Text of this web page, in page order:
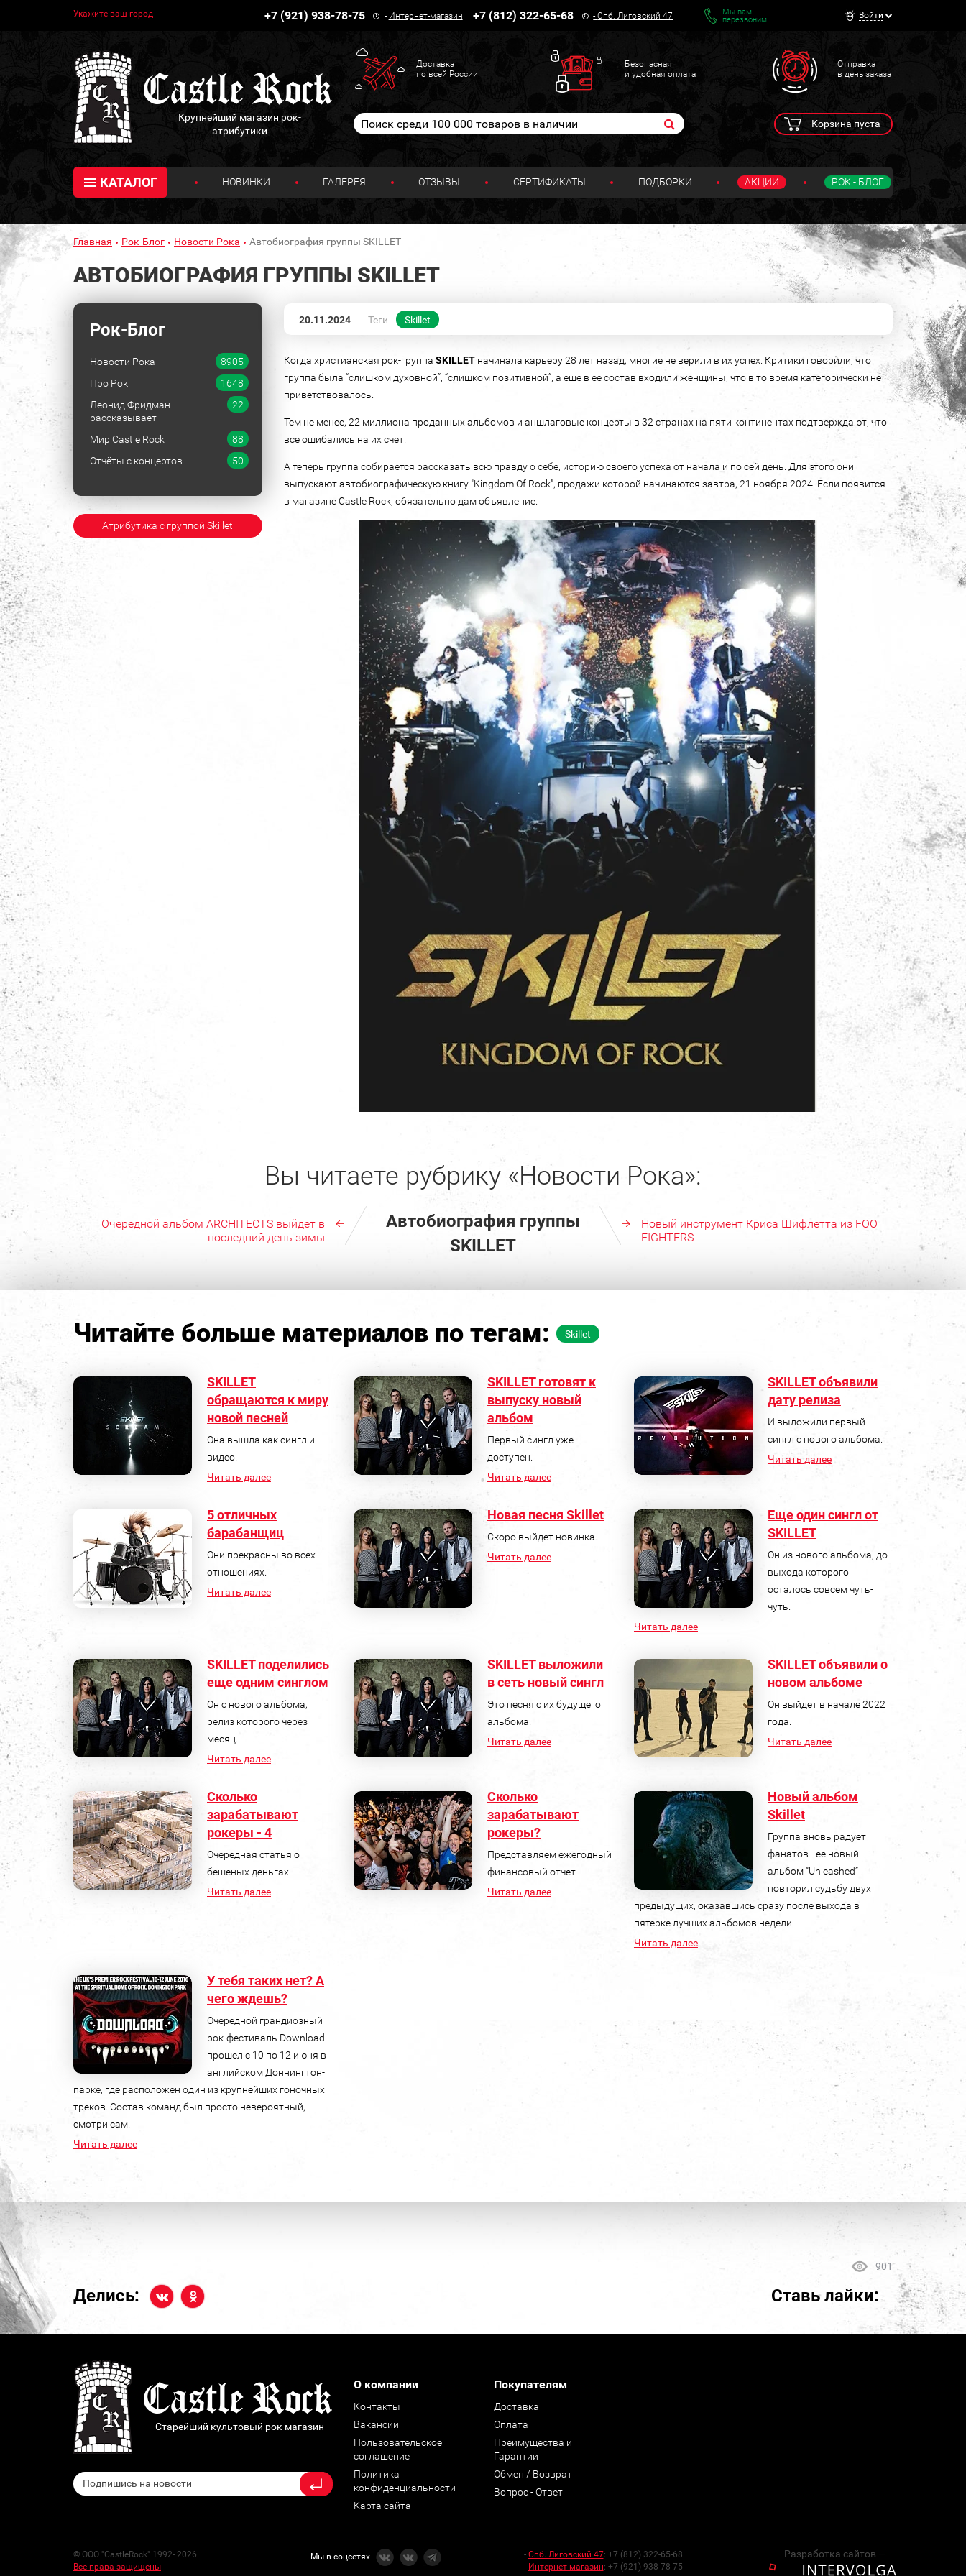
Укажите ваш город +7 (921) 938-78-75 - Интернет-магазин +7 (812) 322-65-68 -Спб. Лиговский 47
Мы вам
перезвоним
Войти
Крупнейший магазин рок-
атрибутики
Доставка
по всей России
Безопасная
и удобная оплата
Отправка
в день заказа
Корзина пуста
КАТАЛОГ НОВИНКИ ГАЛЕРЕЯ ОТЗЫВЫ СЕРТИФИКАТЫ ПОДБОРКИ АКЦИИ РОК - БЛОГ
Главная Рок-Блог Новости Рока Автобиография группы SKILLET
АВТОБИОГРАФИЯ ГРУППЫ SKILLET
Рок-Блог
Новости Рока
8905
Про Рок
1648
Леонид Фридман
рассказывает
22
Мир Castle Rock
88
Отчёты с концертов
50
Атрибутика с группой Skillet
20.11.2024 Теги Skillet
Когда христианская рок-группа SKILLET начинала карьеру 28 лет назад, многие не верили в их успех. Критики говорили, что
группа была “слишком духовной”, “слишком позитивной”, а еще в ее состав входили женщины, что в то время категорически не
приветствовалось.
Тем не менее, 22 миллиона проданных альбомов и аншлаговые концерты в 32 странах на пяти континентах подтверждают, что
все ошибались на их счет.
А теперь группа собирается рассказать всю правду о себе, историю своего успеха от начала и по сей день. Для этого они
выпускают автобиографическую книгу "Kingdom Of Rock", продажи которой начинаются завтра, 21 ноября 2024. Если появится
в магазине Castle Rock, обязательно дам объявление.
Вы читаете рубрику «Новости Рока»:
Очередной альбом ARCHITECTS выйдет в
последний день зимы
Автобиография группы
SKILLET
Новый инструмент Криса Шифлетта из FOO
FIGHTERS
Читайте больше материалов по тегам: Skillet
SKILLET
обращаются к миру
новой песней
Она вышла как сингл и
видео.
Читать далее
SKILLET готовят к
выпуску новый
альбом
Первый сингл уже
доступен.
Читать далее
SKILLET объявили
дату релиза
И выложили первый
сингл с нового альбома.
Читать далее
5 отличных
барабанщиц
Они прекрасны во всех
отношениях.
Читать далее
Новая песня Skillet
Скоро выйдет новинка.
Читать далее
Еще один сингл от
SKILLET
Он из нового альбома, до
выхода которого
осталось совсем чуть-
чуть.
Читать далее
SKILLET поделились
еще одним синглом
Он с нового альбома,
релиз которого через
месяц.
Читать далее
SKILLET выложили
в сеть новый сингл
Это песня с их будущего
альбома.
Читать далее
SKILLET объявили о
новом альбоме
Он выйдет в начале 2022
года.
Читать далее
Сколько
зарабатывают
рокеры - 4
Очередная статья о
бешеных деньгах.
Читать далее
Сколько
зарабатывают
рокеры?
Представляем ежегодный
финансовый отчет
Читать далее
Новый альбом
Skillet
Группа вновь радует
фанатов - ее новый
альбом “Unleashed”
повторил судьбу двух
предыдущих, оказавшись сразу после выхода в
пятерке лучших альбомов недели.
Читать далее
У тебя таких нет? А
чего ждешь?
Очередной грандиозный
рок-фестиваль Download
прошел с 10 по 12 июня в
английском Доннингтон-
парке, где расположен один из крупнейших гоночных
треков. Состав команд был просто невероятный,
смотри сам.
Читать далее
901
Делись: Ставь лайки:
Старейший культовый рок магазин
О компании
Контакты
Вакансии
Пользовательское
соглашение
Политика
конфиденциальности
Карта сайта
Покупателям
Доставка
Оплата
Преимущества и
Гарантии
Обмен / Возврат
Вопрос - Ответ
© ООО "CastleRock" 1992- 2026
Все права защищены
Мы в соцсетях - Спб. Лиговский 47: +7 (812) 322-65-68
- Интернет-магазин: +7 (921) 938-78-75
Разработка сайтов —